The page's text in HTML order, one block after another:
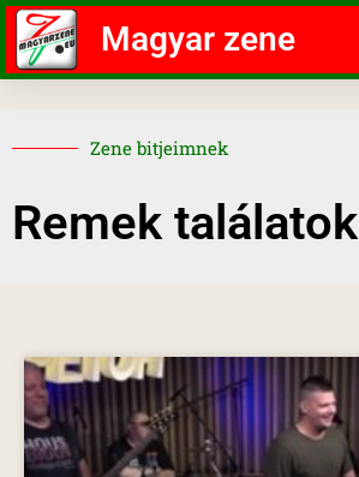
Magyar zene
Zene bitjeimnek
Remek találatok